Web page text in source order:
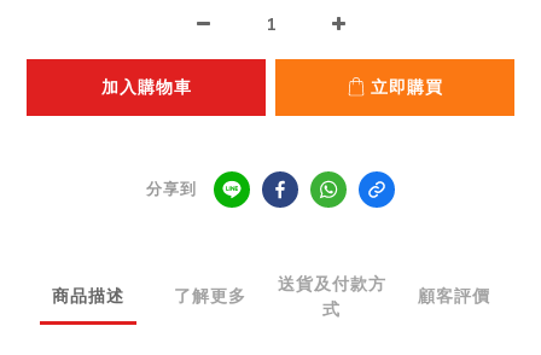
加入購物車 立即購買
分享到
商品描述 了解更多
送貨及付款方
式
顧客評價